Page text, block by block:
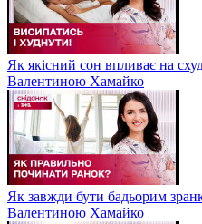
Як якісний сон впливає на
Валентиною Хамайко
Як завжди бути бадьорим
Валентиною Хамайко